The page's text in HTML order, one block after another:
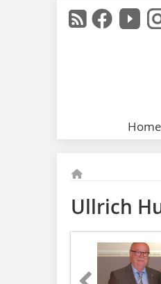
Home
Ullrich